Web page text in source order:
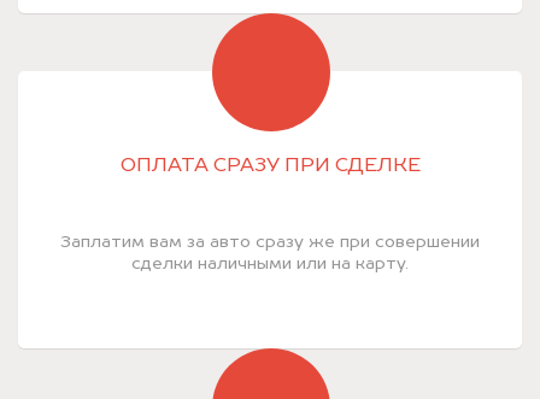
ОПЛАТА СРАЗУ ПРИ СДЕЛКЕ
Заплатим вам за авто сразу же при совершении
сделки наличными или на карту.